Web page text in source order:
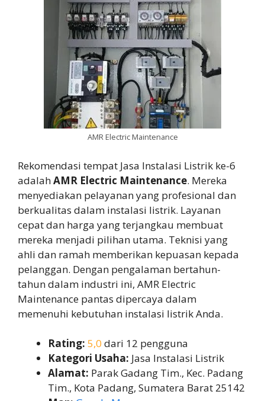
AMR Electric Maintenance
Rekomendasi tempat Jasa Instalasi Listrik ke-6
adalahAMR Electric Maintenance. Mereka
menyediakan pelayanan yang profesional dan
berkualitas dalam instalasi listrik. Layanan
cepat dan harga yang terjangkau membuat
mereka menjadi pilihan utama. Teknisi yang
ahli dan ramah memberikan kepuasan kepada
pelanggan. Dengan pengalaman bertahun-
tahun dalam industri ini, AMR Electric
Maintenance pantas dipercaya dalam
memenuhi kebutuhan instalasi listrik Anda.
Rating: 5,0 dari 12 pengguna
Kategori Usaha: Jasa Instalasi Listrik
Alamat: Parak Gadang Tim., Kec. Padang
Tim., Kota Padang, Sumatera Barat 25142